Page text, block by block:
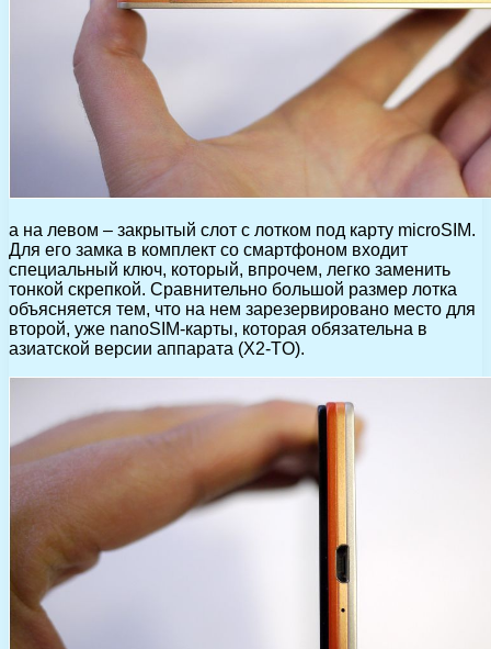
а на левом – закрытый слот с лотком под карту microSIM.
Для его замка в комплект со смартфоном входит
специальный ключ, который, впрочем, легко заменить
тонкой скрепкой. Сравнительно большой размер лотка
объясняется тем, что на нем зарезервировано место для
второй, уже nanoSIM-карты, которая обязательна в
азиатской версии аппарата (X2-TO).